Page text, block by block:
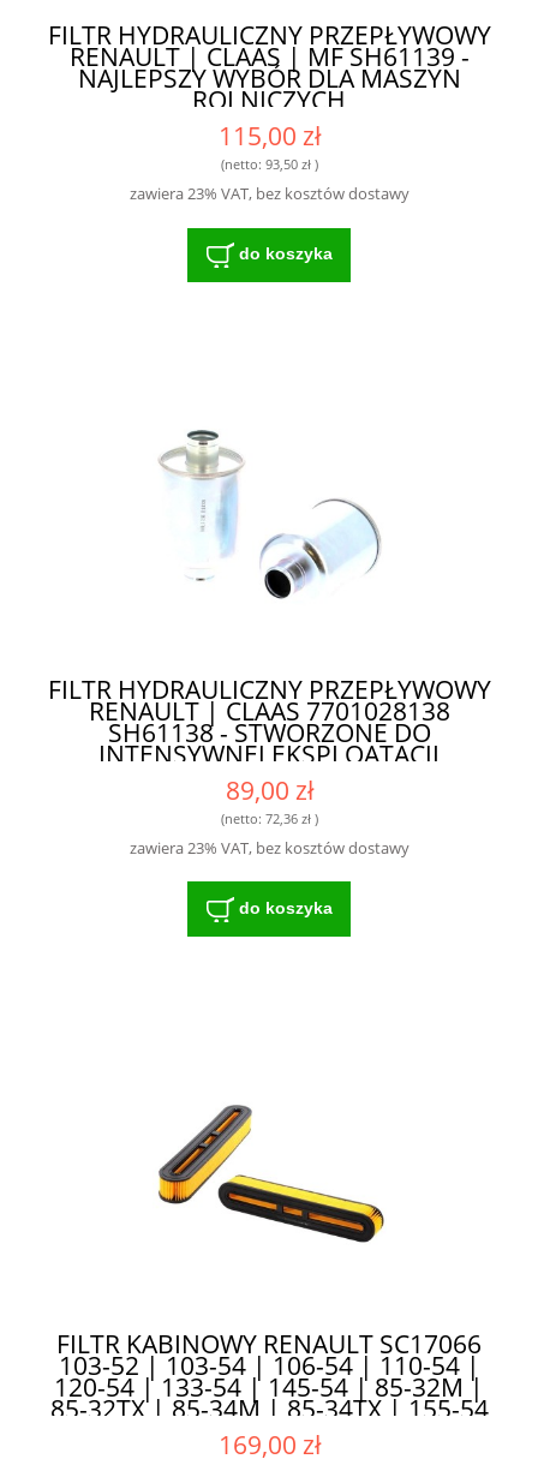
FILTR HYDRAULICZNY PRZEPŁYWOWY
RENAULT | CLAAS | MF SH61139 -
NAJLEPSZY WYBÓR DLA MASZYN
ROLNICZYCH
115,00 zł
(netto: 93,50 zł)
zawiera 23% VAT, bez kosztów dostawy
do koszyka
FILTR HYDRAULICZNY PRZEPŁYWOWY
RENAULT | CLAAS 7701028138
SH61138 - STWORZONE DO
INTENSYWNEJ EKSPLOATACJI
89,00 zł
(netto: 72,36 zł)
zawiera 23% VAT, bez kosztów dostawy
do koszyka
FILTR KABINOWY RENAULT SC17066
103-52 | 103-54 | 106-54 | 110-54 |
120-54 | 133-54 | 145-54 | 85-32M |
85-32TX | 85-34M | 85-34TX | 155-54
| 160-94 | 180-94 | 90-32M | 90-32TX
| 90-34M - ZAPEWNIA DŁUGĄ
169,00 zł